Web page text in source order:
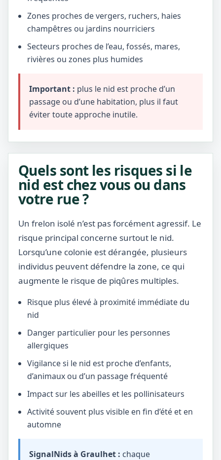
Zones proches de vergers, ruchers, haies
champêtres ou jardins nourriciers
Secteurs proches de l’eau, fossés, mares,
rivières ou zones plus humides
Important : plus le nid est proche d’un
passage ou d’une habitation, plus il faut
éviter toute approche inutile.
Quels sont les risques si le
nid est chez vous ou dans
votre rue ?
Un frelon isolé n’est pas forcément agressif. Le
risque principal concerne surtout le nid.
Lorsqu’une colonie est dérangée, plusieurs
individus peuvent défendre la zone, ce qui
augmente le risque de piqûres multiples.
Risque plus élevé à proximité immédiate du
nid
Danger particulier pour les personnes
allergiques
Vigilance si le nid est proche d’enfants,
d’animaux ou d’un passage fréquenté
Impact sur les abeilles et les pollinisateurs
Activité souvent plus visible en fin d’été et en
automne
SignalNids à Graulhet : chaque